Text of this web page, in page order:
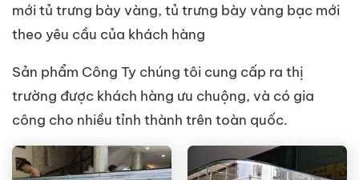
mới tủ trưng bày vàng, tủ trưng bày vàng bạc mới
theo yêu cầu của khách hàng
Sản phẩm Công Ty chúng tôi cung cấp ra thị
trường được khách hàng ưu chuộng, và có gia
công cho nhiều tỉnh thành trên toàn quốc.